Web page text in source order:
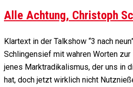
Alle Achtung, Christoph
Klartext in der Talkshow “3 nach
Schlingensief mit wahren Worten zur
jenes Marktradikalismus, der uns in
hat, doch jetzt wirklich nicht